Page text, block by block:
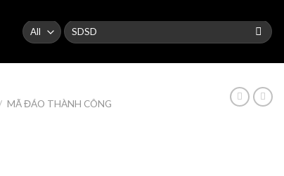
Search
for:
/ MÃ ĐÁO THÀNH CÔNG